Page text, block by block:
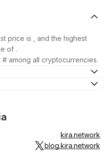
price is , and the highest
of .
among all cryptocurrencies.
kira.network
blog.kira.network